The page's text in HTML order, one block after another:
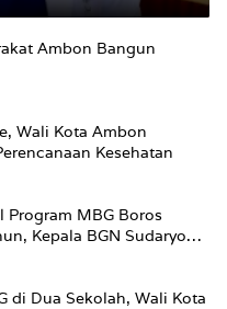
Ambon Bangun
Wali Kota Ambon
Kesehatan
Program MBG Boros
Kepala BGN Sudaryono
di Dua Sekolah, Wali Kota